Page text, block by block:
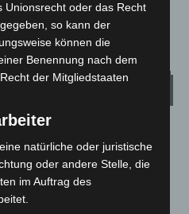
°C 17.8
Unionsrecht oder das Recht
so kann der
können die
Benennung nach dem
der Mitgliedstaaten
natürliche oder juristische
oder andere Stelle, die
im Auftrag des